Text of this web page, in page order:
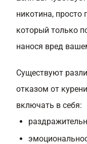
никотина, просто
который только
нанося вред
Существуют
отказом от
включать в себя: